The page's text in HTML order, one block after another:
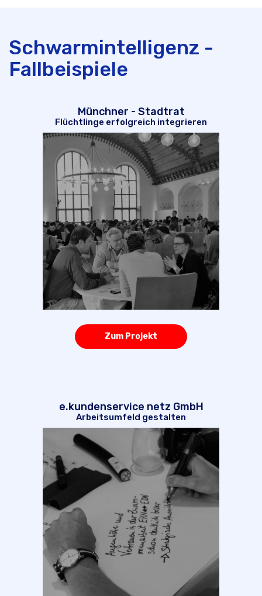
Schwarmintelligenz -
Fallbeispiele
Münchner - Stadtrat
Flüchtlinge erfolgreich integrieren
Zum Projekt
e.kundenservice netz GmbH
Arbeitsumfeld gestalten